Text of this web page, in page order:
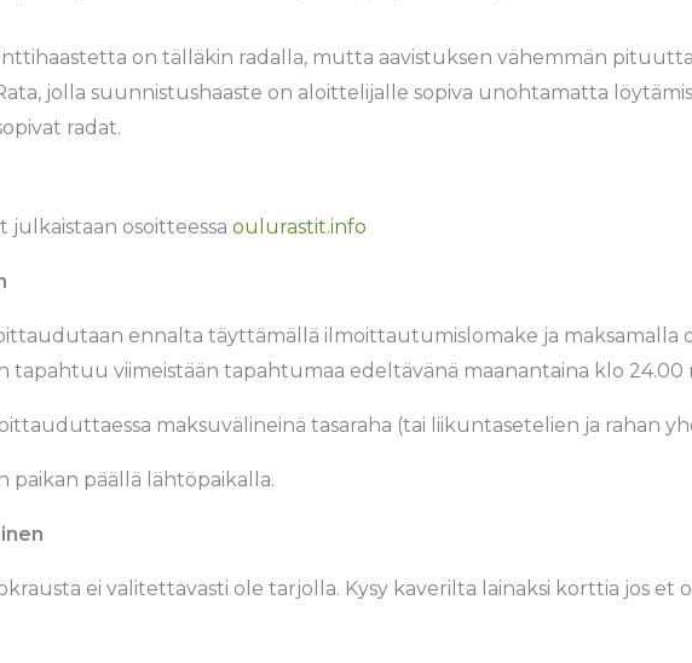
on tälläkin radalla, mutta aavistuksen vähemmän
jolla suunnistushaaste on aloittelijalle sopiva unohtamatta
radat.
osoitteessa oulurastit.info
ennalta täyttämällä ilmoittautumislomake ja maksamalla
viimeistään tapahtumaa edeltävänä maanantaina klo 24.00
maksuvälineinä tasaraha (tai liikuntasetelien ja rahan
päällä lähtöpaikalla.
ei valitettavasti ole tarjolla. Kysy kaverilta lainaksi korttia jos et